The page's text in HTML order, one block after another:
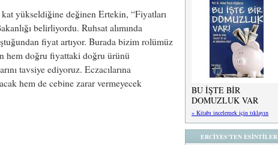
yükseldiğine değinen Ertekin, “Fiyatları
belirliyordu. Ruhsat alımında
fiyat artıyor. Burada bizim rolümüz
hem doğru fiyattaki doğru ürünü
tavsiye ediyoruz. Eczacılarına
hem de cebine zarar vermeyecek
BU İŞTE BİR
DOMUZLUK VAR
» Kitabı incelemek için tıklayın
ERCİYES'TEN ESİNTİLER